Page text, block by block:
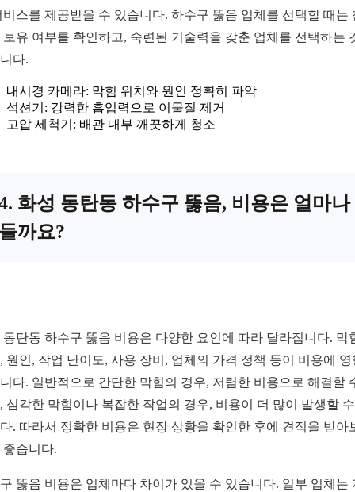
비스를 제공받을 수 있습니다. 하수구 뚫음 업체를 선택할 때는
보유 여부를 확인하고, 숙련된 기술력을 갖춘 업체를 선택하는
다.
내시경 카메라: 막힘 위치와 원인 정확히 파악
석션기: 강력한 흡입력으로 이물질 제거
고압 세척기: 배관 내부 깨끗하게 청소
화성 동탄동 하수구 뚫음, 비용은 얼마나
까요?
동탄동 하수구 뚫음 비용은 다양한 요인에 따라 달라집니다. 막
원인, 작업 난이도, 사용 장비, 업체의 가격 정책 등이 비용에 영
다. 일반적으로 간단한 막힘의 경우, 저렴한 비용으로 해결할
심각한 막힘이나 복잡한 작업의 경우, 비용이 더 많이 발생할
. 따라서 정확한 비용은 현장 상황을 확인한 후에 견적을 받아
좋습니다.
뚫음 비용은 업체마다 차이가 있을 수 있습니다. 일부 업체는